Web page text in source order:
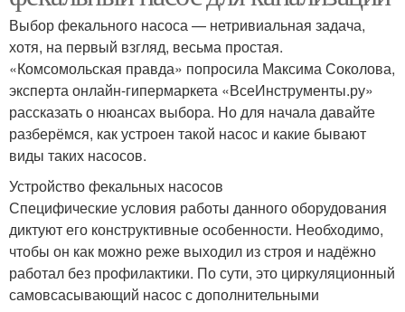
Выбор фекального насоса — нетривиальная задача,
хотя, на первый взгляд, весьма простая.
«Комсомольская правда» попросила Максима Соколова,
эксперта онлайн-гипермаркета «ВсеИнструменты.ру»
рассказать о нюансах выбора. Но для начала давайте
разберёмся, как устроен такой насос и какие бывают
виды таких насосов.
Устройство фекальных насосов
Специфические условия работы данного оборудования
диктуют его конструктивные особенности. Необходимо,
чтобы он как можно реже выходил из строя и надёжно
работал без профилактики. По сути, это циркуляционный
самовсасывающий насос с дополнительными